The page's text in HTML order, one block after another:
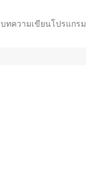
บทความเขียนโปรแกรม